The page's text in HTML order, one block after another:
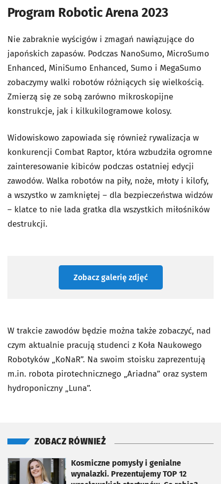
Program Robotic Arena 2023
Nie zabraknie wyścigów i zmagań nawiązujące do
japońskich zapasów. Podczas NanoSumo, MicroSumo
Enhanced, MiniSumo Enhanced, Sumo i MegaSumo
zobaczymy walki robotów różniących się wielkością.
Zmierzą się ze sobą zarówno mikroskopijne
konstrukcje, jak i kilkukilogramowe kolosy.
Widowiskowo zapowiada się również rywalizacja w
konkurencji Combat Raptor, która wzbudziła ogromne
zainteresowanie kibiców podczas ostatniej edycji
zawodów. Walka robotów na piły, noże, młoty i kilofy,
a wszystko w zamkniętej – dla bezpieczeństwa widzów
– klatce to nie lada gratka dla wszystkich miłośników
destrukcji.
Zobacz galerię zdjęć
W trakcie zawodów będzie można także zobaczyć, nad
czym aktualnie pracują studenci z Koła Naukowego
Robotyków „KoNaR”. Na swoim stoisku zaprezentują
m.in. robota pirotechnicznego „Ariadna” oraz system
hydroponiczny „Luna”.
ZOBACZ RÓWNIEŻ
Kosmiczne pomysły i genialne
wynalazki. Prezentujemy TOP 12
otworzy się w nowej karcie